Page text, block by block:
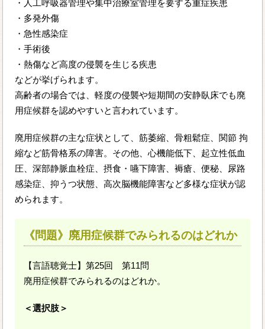
・人工呼吸器管理や集中治療室管理を要する重症疾患
・多発外傷
・急性感染症
・手術後
・熱傷など高度の侵襲を生じる疾患
などが挙げられます。
高齢者の場合では、軽度の侵襲や短期間の安静臥床でも廃
用症候群を認めやすいと言われています。
廃用症候群の主な症状として、筋萎縮、骨粗鬆症、関節 拘
縮など筋骨格系の障害。その他、心機能低下、起立性低血
圧、深部静脈血栓症、摂食・嚥下障害、褥瘡、便秘、尿路
感染症、抑うつ状態、高次脳機能障害など多様な症状が認
められます。
《問題》廃用症候群でみられるのはどれか
【言語聴覚士】第25回 第11問
廃用症候群でみられるのはどれか。
＜選択肢＞